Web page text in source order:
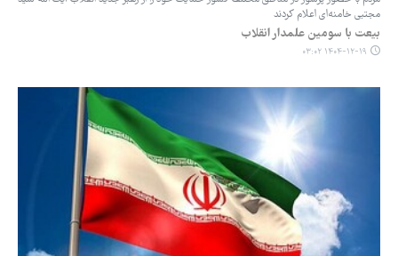
مجتبی خامنه‌ای اعلام کردند
بیعت با سومین علمدار انقلاب
۱۴۰۴-۱۲-۱۹ ۰۳:۰۲